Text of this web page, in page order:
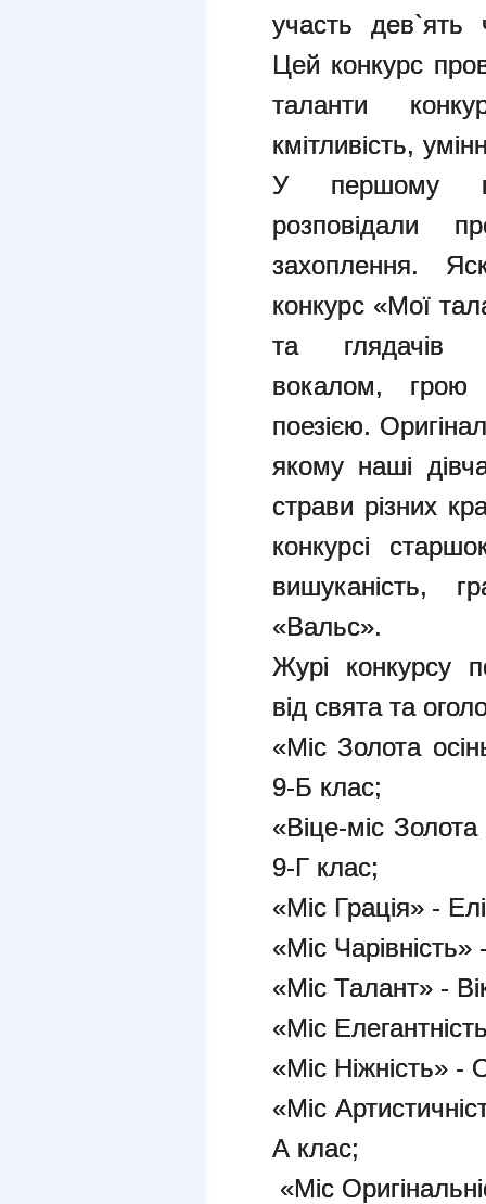
участь дев`ять
Цей конкурс
таланти
кмітливість,
У першому
розповідали
захоплення.
конкурс «Мої
та глядачів
вокалом, грою
поезією.
якому наші
страви різних
конкурсі
вишуканість,
«Вальс».
Журі конкурсу
від свята та
«Міс Золота
9-Б клас;
«Віце-міс
9-Г клас;
«Міс Грація» -
«Міс
«Міс Талант» -
«Міс
«Міс Ніжність» -
«Міс
А клас;
«Міс